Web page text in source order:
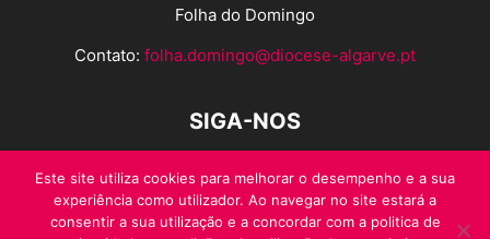
Folha do Domingo
Contato: folha.domingo@diocese-algarve.pt
SIGA-NOS
Este site utiliza cookies para melhorar o desempenho e a sua
experiência como utilizador. Ao navegar no site estará a
consentir a sua utilização e a concordar com a politica de